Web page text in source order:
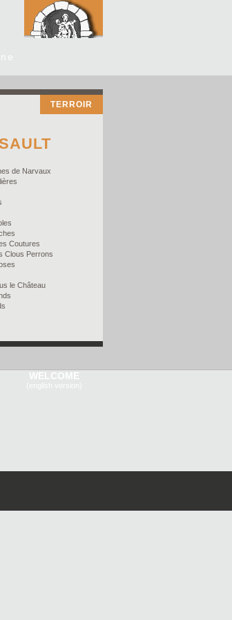
TERROIR
de Narvaux
Coutures
Clous Perrons
le Château
WELCOME
(english version)